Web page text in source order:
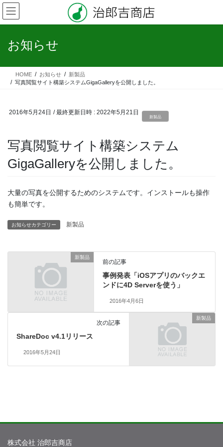
コ
ン
テ
ス
ナ
ビ
ゲ
ン
お知らせ
HOME お知らせ
新製品
写真閲覧サイト構築システムGigaGalleryを公開しました。
2016年5月24日 / 最終更新日時 : 2022年5月21日
新製品
写真閲覧サイト構築システム
GigaGalleryを公開しました。
大量の写真を公開するためのシステムです。インストールも操作
も簡単です。
お知らせカテゴリー 新製品
新製品
前の記事
事例発表「iOSアプリのバックエ
ンドに4D Serverを使う」
2016年4月6日
新製品
次の記事
ShareDoc v4.1リリース
2016年5月24日
株式会社 治郎吉商店